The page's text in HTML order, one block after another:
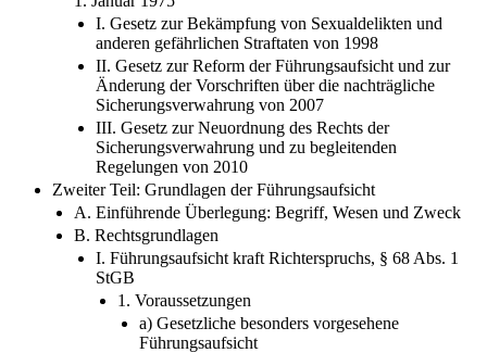
I. Gesetz zur Bekämpfung von Sexualdelikten und
anderen gefährlichen Straftaten von 1998
II. Gesetz zur Reform der Führungsaufsicht und zur
Änderung der Vorschriften über die nachträgliche
Sicherungsverwahrung von 2007
III. Gesetz zur Neuordnung des Rechts der
Sicherungsverwahrung und zu begleitenden
Regelungen von 2010
Zweiter Teil: Grundlagen der Führungsaufsicht
A. Einführende Überlegung: Begriff, Wesen und Zweck
B. Rechtsgrundlagen
I. Führungsaufsicht kraft Richterspruchs, § 68 Abs. 1
StGB
1. Voraussetzungen
a) Gesetzliche besonders vorgesehene
Führungsaufsicht